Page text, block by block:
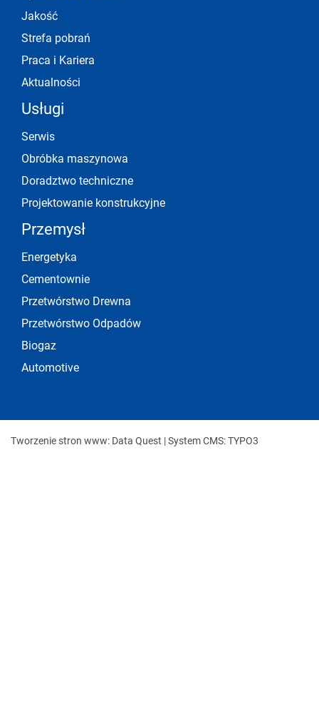
Jakość
Strefa pobrań
Praca i Kariera
Aktualności
Usługi
Serwis
Obróbka maszynowa
Doradztwo techniczne
Projektowanie konstrukcyjne
Przemysł
Energetyka
Cementownie
Przetwórstwo Drewna
Przetwórstwo Odpadów
Biogaz
Automotive
Tworzenie stron www: Data Quest |System CMS: TYPO3